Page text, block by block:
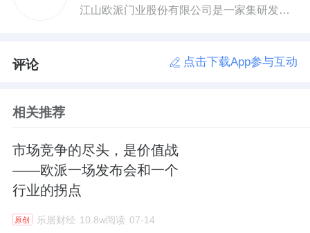
江山欧派门业股份有限公司是一家集研发、生产、销售、服务于一体的专业制门企业(2017年2月10日上交所主板A股上市,证券简称:江山欧派,证券代码:603208)。公司位于“中国木门之都”——中国江山。欧派以“全球木门制造专家”为己任,自创立以来,专注于木门,专心于创新,成立了“木门研发中心”和“产学研基地”,十余年匠心打造木门、铝门、防火门、钢木门等优质产品。公司依靠管理创新和技术革新,已取得大量的专利,推动企业科技进步。公司自有浙江江山、河南兰考、重庆等多个大型制造基地,拥有先进的智能制造设备、检验仪器和标准化大型厂房。欧派以“打造世界一流制门企业,争创中国木门第一品牌”为目标,在内敛的坚持与开放的变革中不断追求卓越。公司全渠道立体建立布局全国的营销网络及服务体系,与万科、保利等著名房地产企业建立了战略合作伙伴关系。公司拥有自营进出口权,产品出口欧、美、非等国家和地区,为全球消费者提供优质的产品与服务。欧派以“专家理念”贯穿企业的生产与经营,强化管理,注重品质,通过了ISO9001国际质量管理体系认证、ISO14001环境管理体系认证、ISO45001职业健康安全管理体系认证、CMS测量管理认证、CTC中国建材产品质量认证、CTC中国建材产品健康认证,取得了CNAS国家实验室认可,为客户提供更优质、安全、超值的消费保障。欧派勇于承担社会责任,获得社会各界广泛认可,荣获国家高新技术企业、国家绿色工厂、国家知识产权优势企业、国家林业重点龙头企业、国家林业标准化示范企业、中国质量诚信企业、中国木门协会副会长单位、省科学技术进步奖、省级企业研究院、省隐形冠军、省“三名企业”、省标准创新型企业、省出口名牌、省博士后工作站、省上云标杆企业、省成长性最快百强企业等荣誉。幸福家·欧派门!欧派是欧派人共同的大家庭,家因责任而美满,因分享而圆满;每个欧派人都要做各自领域的专家,欧派是由无数小专家组成的大专家。欧派人用自己的智慧与汗水,为他人也为自己打造一个幸福空间。欧派是个大家庭,国家和社会是更大的家庭,欧派将为家的幸福、家的美满而继续努力奋斗!
评论 点击下载App参与互动
相关推荐
市场竞争的尽头，是价值战
——欧派一场发布会和一个
行业的拐点
原创 乐居财经 10.8w阅读 07-14